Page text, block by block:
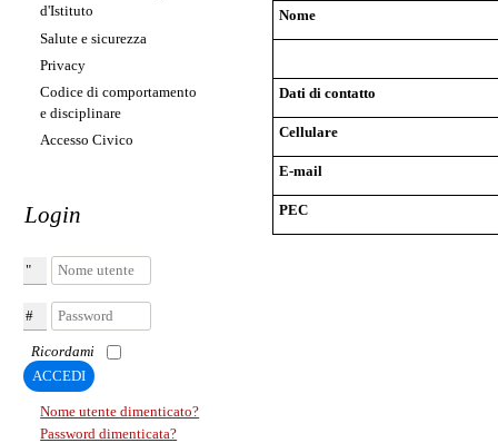
d'Istituto
Salute e sicurezza
Privacy
Codice di comportamento
e disciplinare
Accesso Civico
Login
Nome utente
Password
Ricordami
ACCEDI
Nome utente dimenticato?
Password dimenticata?
Nome
Dati di contatto
Cellulare
E-mail
PEC